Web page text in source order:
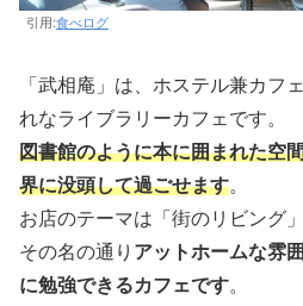
引用:食べログ
「武相庵」は、ホステル兼カフ
れなライブラリーカフェです。
図書館のように本に囲まれた空
界に没頭して過ごせます。
お店のテーマは「街のリビング」
その名の通り アットホームな雰
に勉強できるカフェです。